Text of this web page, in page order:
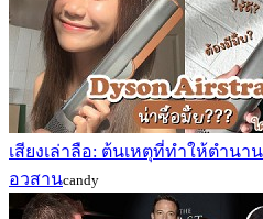
เสียงเล่าลือ: ต้นเหตุที่ทำให้ตำนา
อวสานcandy